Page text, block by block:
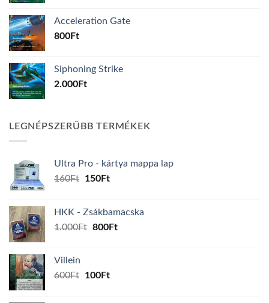
Acceleration Gate
800Ft
Siphoning Strike
2.000Ft
LEGNÉPSZERŰBB TERMÉKEK
Ultra Pro - kártya mappa lap
160Ft
Original
160Ft.
150FtCurrent
150Ft.
HKK - Zsákbamacska
1.000Ft Original
800FtCurrent
Villein
600Ft
Original
100FtCurrent